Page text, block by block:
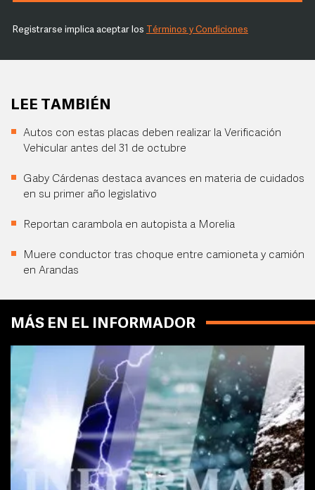
Registrarse implica aceptar los Términos y Condiciones
LEE TAMBIÉN
Autos con estas placas deben realizar la Verificación
Vehicular antes del 31 de octubre
Gaby Cárdenas destaca avances en materia de cuidados
en su primer año legislativo
Reportan carambola en autopista a Morelia
Muere conductor tras choque entre camioneta y camión
en Arandas
MÁS EN EL INFORMADOR